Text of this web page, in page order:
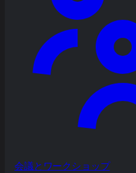
会議とワークショップ